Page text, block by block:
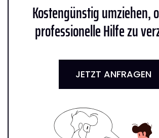
Kostengünstig umziehen,
professionelle Hilfe zu
JETZT ANFRAGEN